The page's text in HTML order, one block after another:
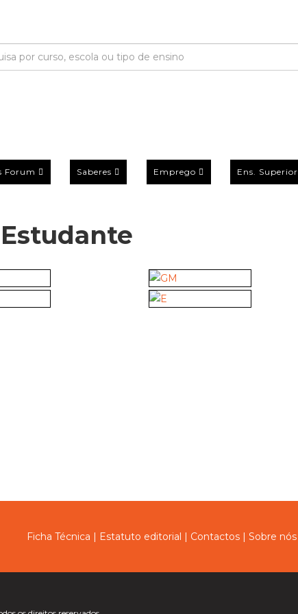
Forum Saberes Emprego Ens. Superior
Ficha Técnica | Estatuto editorial | Contactos | Sobre nós